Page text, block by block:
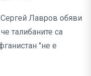
Лавров обяви
талибаните са
"не е